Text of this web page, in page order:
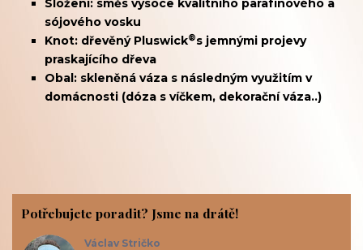
Složení: směs vysoce kvalitního parafínového a
sójového vosku
Knot: dřevěný Pluswick®s jemnými projevy
praskajícího dřeva
Obal: skleněná váza s následným využitím v
domácnosti (dóza s víčkem, dekorační váza..)
Potřebujete poradit? Jsme na drátě!
Václav Stričko